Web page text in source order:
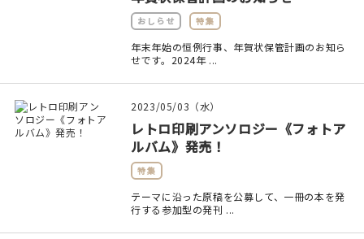
おしらせ 特集
年末年始の恒例行事、年賀状保管計画のお知ら
せです。2024年 ...
2023/05/03（水）
レトロ印刷アンソロジー《フォトア
ルバム》発売！
特集
テーマに沿った原稿を公募して、一冊の本を発
行する参加型の発刊 ...